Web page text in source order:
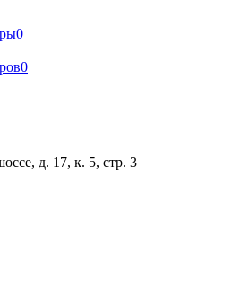
0
0
д. 17, к. 5, стр. 3